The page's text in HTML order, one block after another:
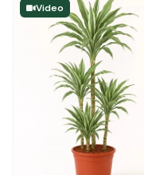
Video